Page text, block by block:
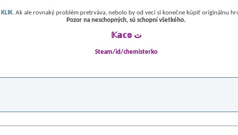
KLIK. Ak ale rovnaký problém pretrváva, nebolo by od veci si konečne kúpiť originálnu
Pozor na neschopných, sú schopní všetkého.
𝕂𝕒𝕔𝕠 ﺕ
Steam/id/chemisterko